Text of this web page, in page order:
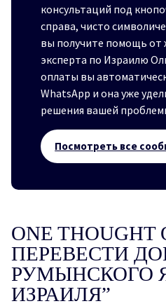
консультаций под
справа, чисто
вы получите помощь от
эксперта по Израилю
оплаты вы
WhatsApp и она уже
решения вашей
Посмотреть все
ONE THOUGHT
ПЕРЕВЕСТИ
РУМЫНСКОГО
ИЗРАИЛЯ”